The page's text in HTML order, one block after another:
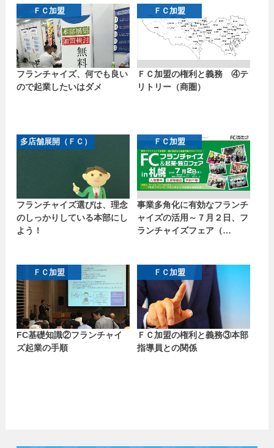
ＦＣ加盟
フランチャイズ、何でも良い
ので起業したいはダメ
ＦＣ加盟
ＦＣ加盟の権利と義務 ④テ
リトリー（商圏）
多店舗展開（ＦＣ）
フランチャイズ選びは、理念
のしっかりしている本部にし
よう！
ＦＣ加盟
事業多角化に有効なフランチ
ャイズの活用～７月２日、フ
ランチャイズフェア（…
ＦＣ加盟
FC基礎知識②フランチャイ
ズ起業の手順
ＦＣ加盟
ＦＣ加盟の権利と義務③本部
指導員との関係